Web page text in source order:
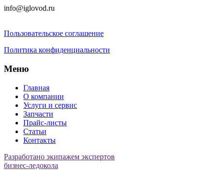
info@iglovod.ru
Пользовательское соглашение
Политика конфиденциальности
Меню
Главная
О компании
Услуги и сервис
Запчасти
Прайс-листы
Статьи
Контакты
Разработано экипажем экспертов
бизнес-ледокола